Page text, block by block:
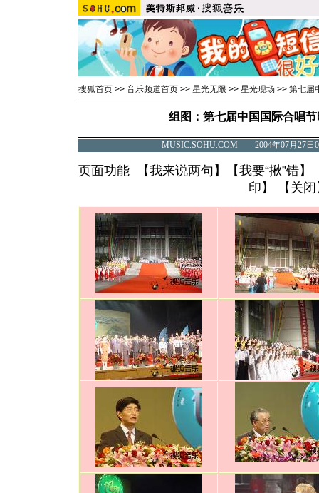
搜狐首页 >> 音乐频道首页 >> 星光无限 >> 星光现场 >> 第七届
组图：第七届中国国际合唱
MUSIC.SOHU.COM 2004年07月27
页面功能 【我来说两句 】【我要“揪”错】
印 】 【 关闭